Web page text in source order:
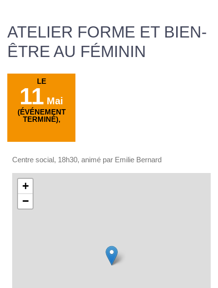
ATELIER FORME ET BIEN-
ÊTRE AU FÉMININ
LE
11 Mai
(ÉVÉNEMENT
TERMINÉ),
Centre social, 18h30, animé par Emilie Bernard
+
−